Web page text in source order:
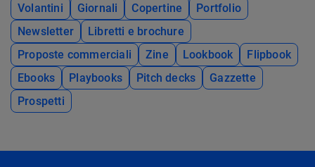
Volantini
Giornali Copertine
Portfolio
Newsletter
Libretti e brochure
Proposte commerciali
Zine Lookbook
Flipbook
Ebooks
Playbooks Pitch decks
Gazzette
Prospetti